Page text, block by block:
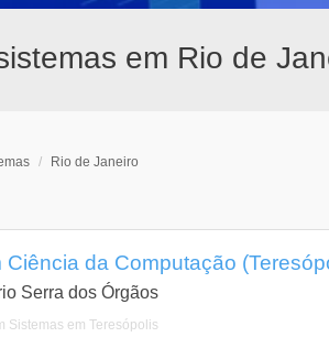
em Rio de
/ Rio de Janeiro
Ciência da Computação
Serra dos Órgãos
Sistemas em Teresópolis